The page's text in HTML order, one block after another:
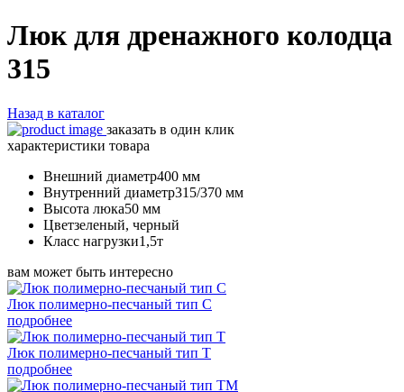
Люк для дренажного колодца
315
Назад в каталог
заказать в один клик
характеристики товара
Внешний диаметр400 мм
Внутренний диаметр315/370 мм
Высота люка50 мм
Цветзеленый, черный
Класс нагрузки1,5т
вам может быть интересно
Люк полимерно-песчаный тип С
подробнее
Люк полимерно-песчаный тип Т
подробнее